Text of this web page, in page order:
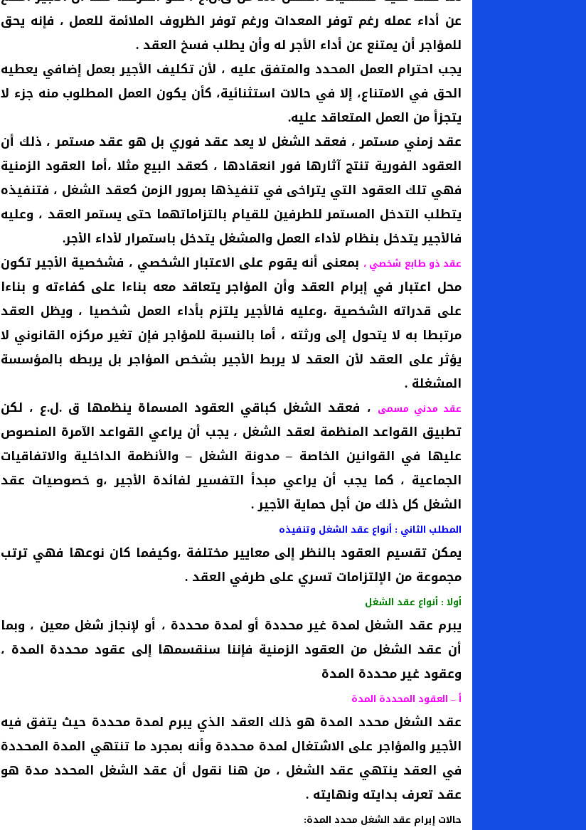
عن أداء عمله رغم توفر المعدات ورغم توفر الظروف الملائمة للعمل ، فإنه يحق
للمؤاجر أن يمتنع عن أداء الأجر له وأن يطلب فسخ العقد .
يجب احترام العمل المحدد والمتفق عليه ، لأن تكليف الأجير بعمل إضافي يعطيه
الحق في الامتناع، إلا في حالات استثنائية، كأن يكون العمل المطلوب منه جزء لا
يتجزأ من العمل المتعاقد عليه.
عقد زمني مستمر ، فعقد الشغل لا يعد عقد فوري بل هو عقد مستمر ، ذلك أن
العقود الفورية تنتج آثارها فور انعقادها ، كعقد البيع مثلا ،أما العقود الزمنية
فهي تلك العقود التي يتراخى في تنفيذها بمرور الزمن كعقد الشغل ، فتنفيذه
يتطلب التدخل المستمر للطرفين للقيام بالتزاماتهما حتى يستمر العقد ، وعليه
فالأجير يتدخل بنظام لأداء العمل والمشغل يتدخل باستمرار لأداء الأجر.
عقد ذو طابع شخصي ، بمعنى أنه يقوم على الاعتبار الشخصي ، فشخصية الأجير تكون
محل اعتبار في إبرام العقد وأن المؤاجر يتعاقد معه بناءا على كفاءته و بناءا
على قدراته الشخصية ،وعليه فالأجير يلتزم بأداء العمل شخصيا ، ويظل العقد
مرتبطا به لا يتحول إلى ورثته ، أما بالنسبة للمؤاجر فإن تغير مركزه القانوني لا
يؤثر على العقد لأن العقد لا يربط الأجير بشخص المؤاجر بل يربطه بالمؤسسة
المشغلة .
عقد مدني مسمى ، فعقد الشغل كباقي العقود المسماة ينظمها ق .ل.ع ، لكن
تطبيق القواعد المنظمة لعقد الشغل ، يجب أن يراعي القواعد الآمرة المنصوص
عليها في القوانين الخاصة – مدونة الشغل – والأنظمة الداخلية والاتفاقيات
الجماعية ، كما يجب أن يراعي مبدأ التفسير لفائدة الأجير ،و خصوصيات عقد
الشغل كل ذلك من أجل حماية الأجير .
المطلب الثاني : أنواع عقد الشغل وتنفيذه
يمكن تقسيم العقود بالنظر إلى معايير مختلفة ،وكيفما كان نوعها فهي ترتب
مجموعة من الإلتزامات تسري على طرفي العقد .
أولا : أنواع عقد الشغل
يبرم عقد الشغل لمدة غير محددة أو لمدة محددة ، أو لإنجاز شغل معين ، وبما
أن عقد الشغل من العقود الزمنية فإننا سنقسمها إلى عقود محددة المدة ،
وعقود غير محددة المدة
أ – العقود المحددة المدة
عقد الشغل محدد المدة هو ذلك العقد الذي يبرم لمدة محددة حيث يتفق فيه
الأجير والمؤاجر على الاشتغال لمدة محددة وأنه بمجرد ما تنتهي المدة المحددة
في العقد ينتهي عقد الشغل ، من هنا نقول أن عقد الشغل المحدد مدة هو
عقد تعرف بدايته ونهايته .
حالات إبرام عقد الشغل محدد المدة: